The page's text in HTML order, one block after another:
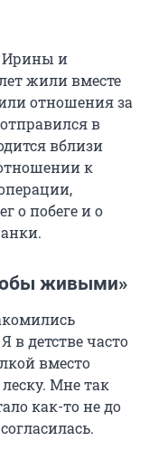
Ирины и
жили вместе
отношения за
в
вблизи
к
о побеге и о
живыми»
в детстве часто
вместо
Мне так
как-то не до